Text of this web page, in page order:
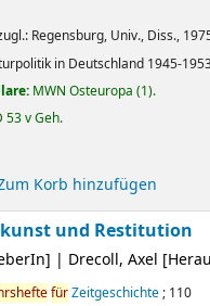
Regensburg, Univ., Diss.,
in Deutschland 1945-
MWN Osteuropa (1).
53 v Geh.
Korb hinzufügen
und Restitution
| Drecoll, Axel
fürZeitgeschichte; 110